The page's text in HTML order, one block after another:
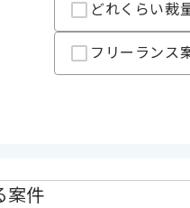
どれくらい裁
フリーランス
案件